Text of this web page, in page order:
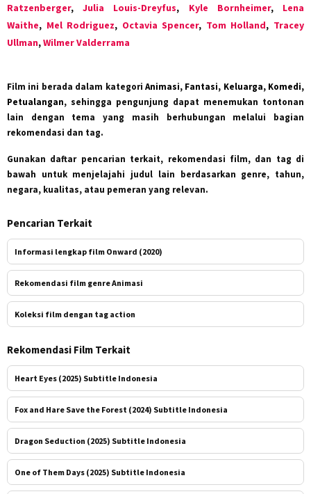
Ratzenberger,Julia Louis-Dreyfus, Kyle Bornheimer, Lena
Waithe, Mel Rodriguez, Octavia Spencer, Tom Holland, Tracey
Ullman,Wilmer Valderrama
Film ini berada dalam kategori Animasi, Fantasi, Keluarga, Komedi,
Petualangan, sehingga pengunjung dapat menemukan tontonan
lain dengan tema yang masih berhubungan melalui bagian
rekomendasi dan tag.
Gunakan daftar pencarian terkait, rekomendasi film, dan tag di
bawah untuk menjelajahi judul lain berdasarkan genre, tahun,
negara, kualitas, atau pemeran yang relevan.
Pencarian Terkait
Informasi lengkap film Onward (2020)
Rekomendasi film genre Animasi
Koleksi film dengan tag action
Rekomendasi Film Terkait
Heart Eyes (2025) Subtitle Indonesia
Fox and Hare Save the Forest (2024) Subtitle Indonesia
Dragon Seduction (2025) Subtitle Indonesia
One of Them Days (2025) Subtitle Indonesia